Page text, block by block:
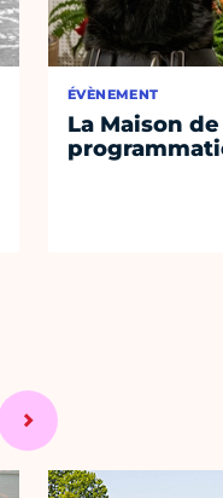
ÉVÈNEMENT
La Maison